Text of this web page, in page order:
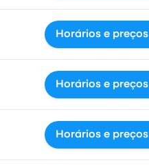
Horários e preços
Horários e preços
Horários e preços